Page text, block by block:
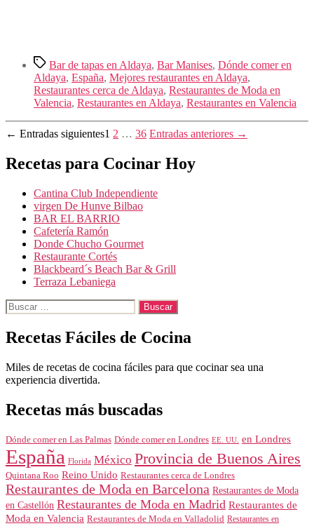
Etiquetas
Bar de tapas en Aldaya, Bar Manises, Dónde comer en
Aldaya, España, Mejores restaurantes en Aldaya,
Restaurantes cerca de Aldaya, Restaurantes de Moda en
Valencia, Restaurantes en Aldaya, Restaurantes en Valencia
Paginación
de
entradas
← Entradas siguientes1 2 … 36 Entradas anteriores →
Recetas para Cocinar Hoy
Cantina Club Independiente
virgen De Hunve Bilbao
BAR EL BARRIO
Cafetería Ramón
Donde Chucho Gourmet
Restaurante Cortés
Blackbeard´s Beach Bar & Grill
Terraza Lebaniega
Buscar:
Recetas Fáciles de Cocina
Miles de recetas de cocina fáciles para que cocinar sea una
experiencia divertida.
Recetas más buscadas
Dónde comer en Las Palmas Dónde comer en Londres EE. UU. en Londres
España Florida México Provincia de Buenos Aires
Quintana Roo Reino Unido Restaurantes cerca de Londres
Restaurantes de Moda en Barcelona Restaurantes de Moda
en Castellón Restaurantes de Moda en Madrid Restaurantes de
Moda en Valencia Restaurantes de Moda en Valladolid Restaurantes en